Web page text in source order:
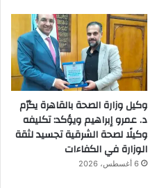
وكيل وزارة الصحة بالقاهرة يكرّم
د. عمرو إبراهيم ويؤكد: تكليفه
وكيلًا لصحة الشرقية تجسيد لثقة
الوزارة في الكفاءات
6 أغسطس، 2026